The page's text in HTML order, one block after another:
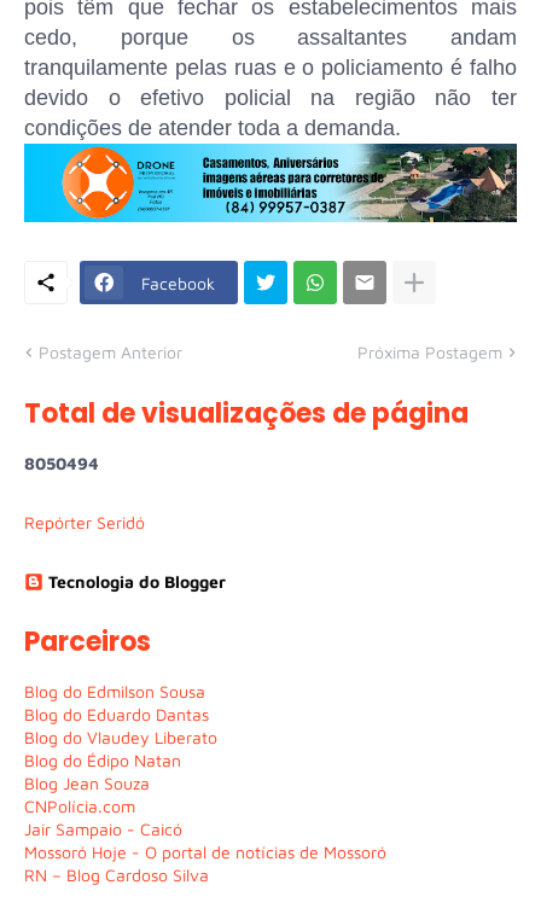
pois têm que fechar os estabelecimentos mais
cedo, porque os assaltantes andam
tranquilamente pelas ruas e o policiamento é falho
devido o efetivo policial na região não ter
condições de atender toda a demanda.
Facebook
Postagem Anterior Próxima Postagem
Total de visualizações de página
8050494
Repórter Seridó
Tecnologia do Blogger
Parceiros
Blog do Edmilson Sousa
Blog do Eduardo Dantas
Blog do Vlaudey Liberato
Blog do Édipo Natan
Blog Jean Souza
CNPolícia.com
Jair Sampaio - Caicó
Mossoró Hoje - O portal de notícias de Mossoró
RN – Blog Cardoso Silva